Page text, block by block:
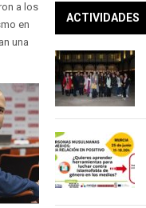
a los
en
una
ACTIVIDADES